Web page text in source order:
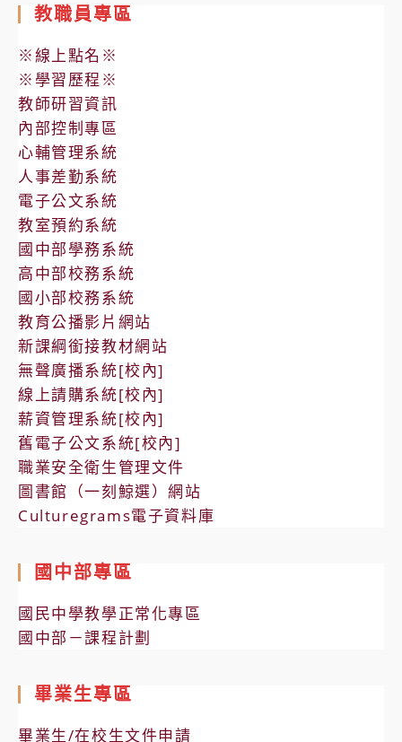
教職員專區
※線上點名※
※學習歷程※
教師研習資訊
內部控制專區
心輔管理系統
人事差勤系統
電子公文系統
教室預約系統
國中部學務系統
高中部校務系統
國小部校務系統
教育公播影片網站
新課綱銜接教材網站
無聲廣播系統[校內]
線上請購系統[校內]
薪資管理系統[校內]
舊電子公文系統[校內]
職業安全衛生管理文件
圖書館（一刻鯨選）網站
Culturegrams電子資料庫
國中部專區
國民中學教學正常化專區
國中部－課程計劃
畢業生專區
畢業生/在校生文件申請